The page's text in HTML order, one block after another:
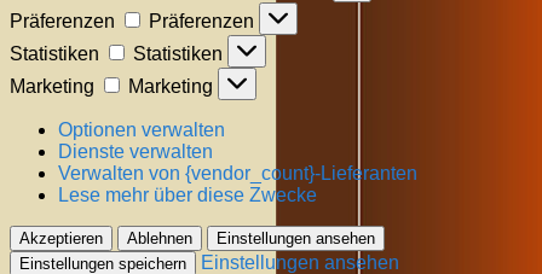
Präferenzen
Präferenzen
Statistiken
Statistiken
Marketing
Marketing
Optionen verwalten
Dienste verwalten
Verwalten von {vendor_count}-Lieferanten
Lese mehr über diese Zwecke
Akzeptieren Ablehnen
Einstellungen ansehen
Einstellungen speichern
Einstellungen ansehen